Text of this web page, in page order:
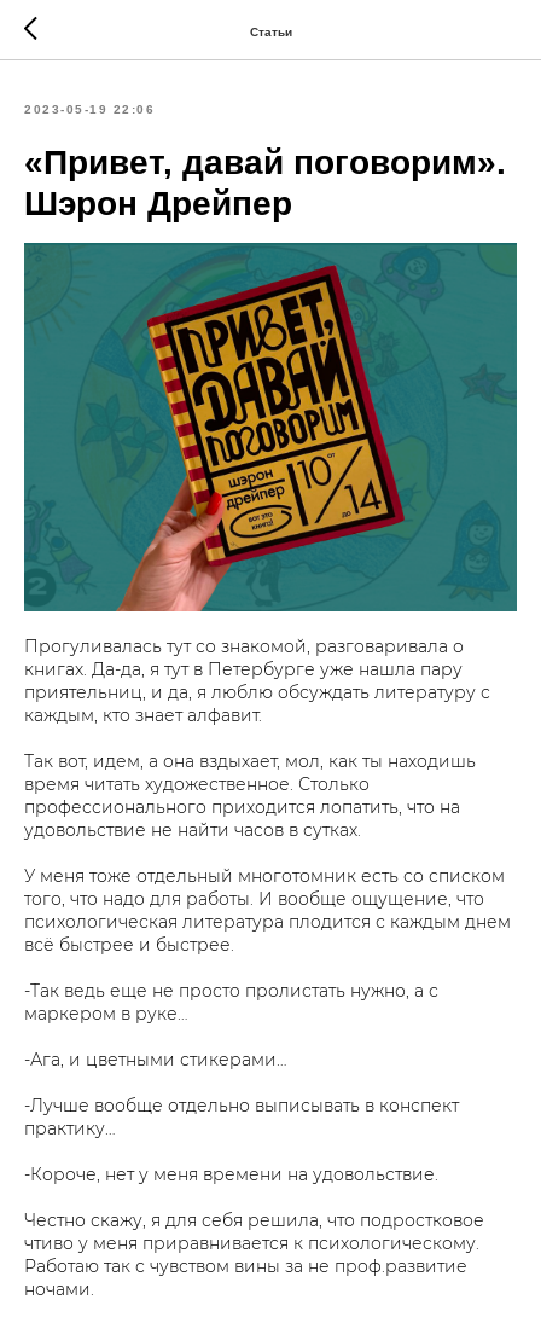
Статьи
2023-05-19 22:06
«Привет, давай поговорим».
Шэрон Дрейпер
Прогуливалась тут со знакомой, разговаривала о
книгах. Да-да, я тут в Петербурге уже нашла пару
приятельниц, и да, я люблю обсуждать литературу с
каждым, кто знает алфавит.
Так вот, идем, а она вздыхает, мол, как ты находишь
время читать художественное. Столько
профессионального приходится лопатить, что на
удовольствие не найти часов в сутках.
У меня тоже отдельный многотомник есть со списком
того, что надо для работы. И вообще ощущение, что
психологическая литература плодится с каждым днем
всё быстрее и быстрее.
-Так ведь еще не просто пролистать нужно, а с
маркером в руке…
-Ага, и цветными стикерами…
-Лучше вообще отдельно выписывать в конспект
практику…
-Короче, нет у меня времени на удовольствие.
Честно скажу, я для себя решила, что подростковое
чтиво у меня приравнивается к психологическому.
Работаю так с чувством вины за не проф.развитие
ночами.